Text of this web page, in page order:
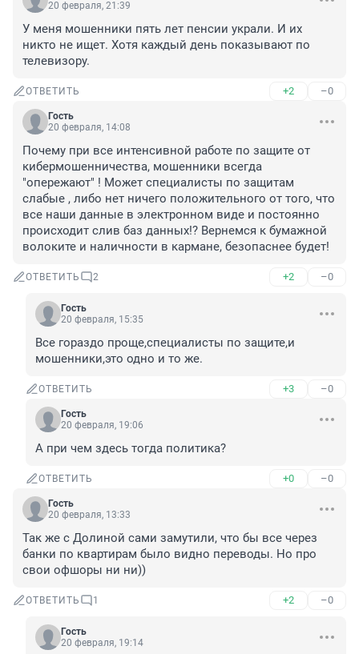
20 февраля, 21:39
У меня мошенники пять лет пенсии украли. И их
никто не ищет. Хотя каждый день показывают по
телевизору.
ОТВЕТИТЬ +2 –0
Гость
20 февраля, 14:08
Почему при все интенсивной работе по защите от
кибермошенничества, мошенники всегда
"опережают" ! Может специалисты по защитам
слабые , либо нет ничего положительного от того, что
все наши данные в электронном виде и постоянно
происходит слив баз данных!? Вернемся к бумажной
волоките и наличности в кармане, безопаснее будет!
ОТВЕТИТЬ 2 +2 –0
Гость
20 февраля, 15:35
Все гораздо проще,специалисты по защите,и
мошенники,это одно и то же.
ОТВЕТИТЬ +3 –0
Гость
20 февраля, 19:06
А при чем здесь тогда политика?
ОТВЕТИТЬ +0 –0
Гость
20 февраля, 13:33
Так же с Долиной сами замутили, что бы все через
банки по квартирам было видно переводы. Но про
свои офшоры ни ни))
ОТВЕТИТЬ 1 +2 –0
Гость
20 февраля, 19:14